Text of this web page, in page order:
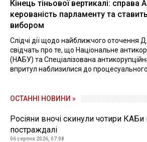
Кінець тіньової вертикалі: справа
керованість парламенту та
вибором
Слідчі дії щодо найближчого оточення
свідчать про те, що Національне
(НАБУ) та Спеціалізована
впритул наблизилися до
ОСТАННІ НОВИНИ »
Росіяни вночі скинули чотири
постраждалі
06 серпня 2026, 07:08